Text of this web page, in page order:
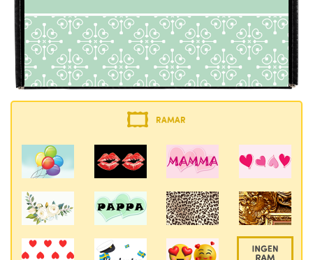
RAMAR